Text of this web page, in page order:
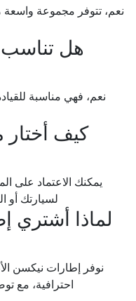
نعم، تتوفر مجموعة واسعة
هل تناسب
نعم، فهي مناسبة
كيف
يمكنك الاعتماد على
لسيارتك أو
لماذا أشتري
نوفر إطارات نيكسن
احترافية، مع